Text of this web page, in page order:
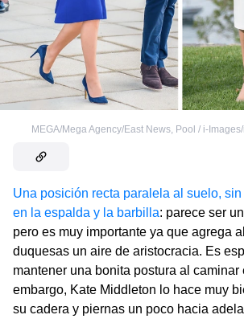
MEGA/Mega Agency/East News, Pool / i-
Una posición recta paralela al suelo, sin
en la espalda y la barbilla: parece ser
pero es muy importante ya que agrega al
duquesas un aire de aristocracia. Es
mantener una bonita postura al caminar
embargo, Kate Middleton lo hace muy
su cadera y piernas un poco hacia